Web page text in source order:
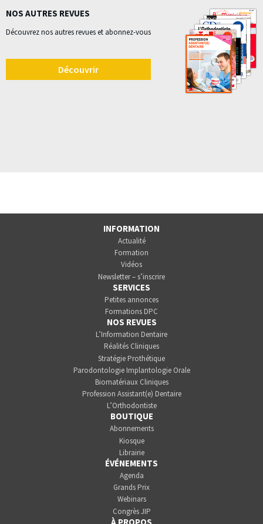
NOS AUTRES REVUES
Découvrez nos autres revues et abonnez-vous
Découvrir
INFORMATION
Actualité
Formation
Vidéos
Newsletter – s’inscrire
SERVICES
Petites annonces
Formations DPC
NOS REVUES
L’Information Dentaire
Réalités Cliniques
Stratégie Prothétique
Parodontologie Implantologie Orale
Biomatériaux Cliniques
Profession Assistant(e) Dentaire
L’Orthodontiste
BOUTIQUE
Abonnements
Kiosque
Librairie
ÉVÉNEMENTS
Agenda
Grands Prix
Webinars
Congrès JIP
À PROPOS